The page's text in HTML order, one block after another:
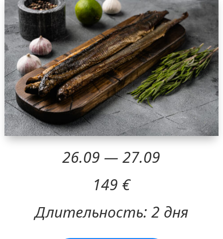
26.09 — 27.09
149 €
Длительность: 2 дня